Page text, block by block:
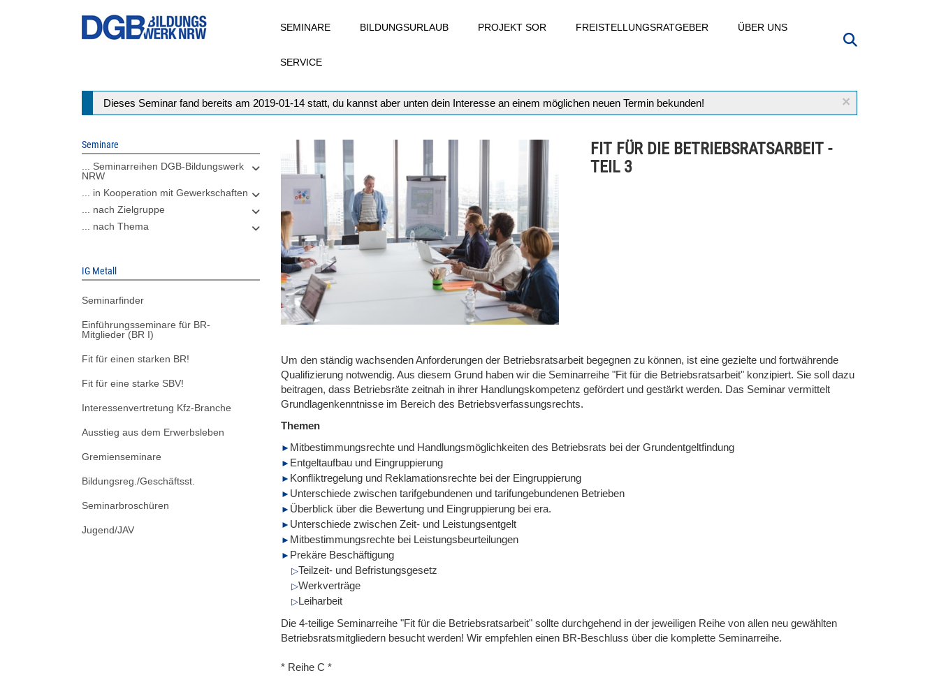
SEMINARE BILDUNGSURLAUB PROJEKT SOR FREISTELLUNGSRATGEBER ÜBER UNS
SERVICE
×
Statusmeldung
Dieses Seminar fand bereits am 2019-01-14 statt, du kannst aber unten dein Interesse an einem möglichen neuen Termin bekunden!
Seminare
... Seminarreihen DGB-Bildungswerk
NRW
... in Kooperation mit Gewerkschaften
... nach Zielgruppe
... nach Thema
IG Metall
Seminarfinder
Einführungsseminare für BR-
Mitglieder (BR I)
Fit für einen starken BR!
Fit für eine starke SBV!
Interessenvertretung Kfz-Branche
Ausstieg aus dem Erwerbsleben
Gremienseminare
Bildungsreg./Geschäftsst.
Seminarbroschüren
Jugend/JAV
FIT FÜR DIE BETRIEBSRATSARBEIT -
TEIL 3
Um den ständig wachsenden Anforderungen der Betriebsratsarbeit begegnen zu können, ist eine gezielte und fortwährende
Qualifizierung notwendig. Aus diesem Grund haben wir die Seminarreihe "Fit für die Betriebsratsarbeit" konzipiert. Sie soll dazu
beitragen, dass Betriebsräte zeitnah in ihrer Handlungskompetenz gefördert und gestärkt werden. Das Seminar vermittelt
Grundlagenkenntnisse im Bereich des Betriebsverfassungsrechts.
Themen
Mitbestimmungsrechte und Handlungsmöglichkeiten des Betriebsrats bei der Grundentgeltfindung
Entgeltaufbau und Eingruppierung
Konfliktregelung und Reklamationsrechte bei der Eingruppierung
Unterschiede zwischen tarifgebundenen und tarifungebundenen Betrieben
Überblick über die Bewertung und Eingruppierung bei era.
Unterschiede zwischen Zeit- und Leistungsentgelt
Mitbestimmungsrechte bei Leistungsbeurteilungen
Prekäre Beschäftigung
Teilzeit- und Befristungsgesetz
Werkverträge
Leiharbeit
Die 4-teilige Seminarreihe "Fit für die Betriebsratsarbeit" sollte durchgehend in der jeweiligen Reihe von allen neu gewählten
Betriebsratsmitgliedern besucht werden! Wir empfehlen einen BR-Beschluss über die komplette Seminarreihe.
* Reihe C *